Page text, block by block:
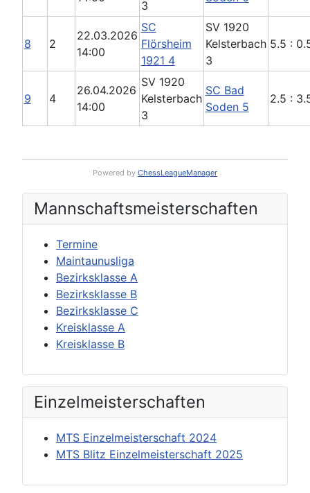
Mannschafts­meisterschaften
Termine
Maintaunusliga
Bezirksklasse A
Bezirksklasse B
Bezirksklasse C
Kreisklasse A
Kreisklasse B
Einzel­meisterschaften
MTS Einzelmeisterschaft 2024
MTS Blitz Einzelmeisterschaft 2025
3
8 2
22.03.2026
14:00
SC
Flörsheim
1921 4
SV 1920
Kelsterbach
3
5.5 :
9 4
26.04.2026
14:00
SV 1920
Kelsterbach
3
SC Bad
Soden 5
2.5 :
Powered by ChessLeagueManager